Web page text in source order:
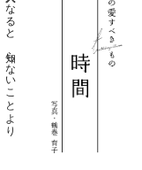
大人になると、知らないことより